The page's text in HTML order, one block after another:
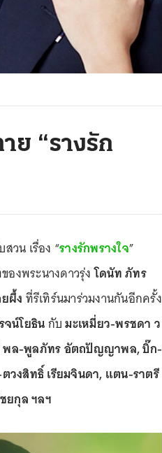
ย “รางรัก
วน เรื่อง “รางรักพรางใจ”
งพระนางดาวรุ่งโดนัท ภัทร
ผึ้ง ที่รีเทิร์นมาร่วมงานกันอีกครั้ง
จน์โยธินกับมะเหมี่ยว-พรชดา ว
พล-พูลภัทร อัตถปัญญาพล, บิ๊ก-
งสิทธิ์ เรียมจินดา, แตน-ราตรี
ยกุล ฯลฯ